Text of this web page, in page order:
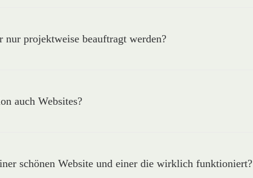
nur projektweise beauftragt werden?
auch Websites?
schönen Website und einer die wirklich funktioniert?